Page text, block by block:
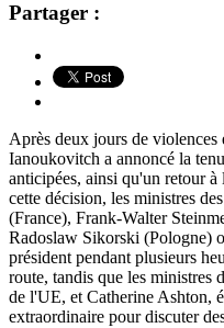
Partager :
Après deux jours de violences
Ianoukovitch a annoncé la
anticipées, ainsi qu'un retour
cette décision, les ministres
(France), Frank-Walter
Radoslaw Sikorski (Pologne)
président pendant plusieurs
route, tandis que les ministres
de l'UE, et Catherine Ashton,
extraordinaire pour discuter